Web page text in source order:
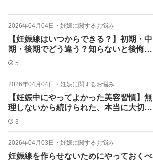
2026年04月04日 ・ 妊娠に関するお悩み
【妊娠線はいつからできる？】初期・中
期・後期でどう違う？知らないと後悔す
る本当のタイミング
5
2026年04月04日 ・ 妊娠に関するお悩み
【妊娠中にやってよかった美容習慣】無
理しないから続けられた、本当に大切な
こと
3
2026年04月03日 ・ 妊娠に関するお悩み
妊娠線を作らせないためにやっておくべ